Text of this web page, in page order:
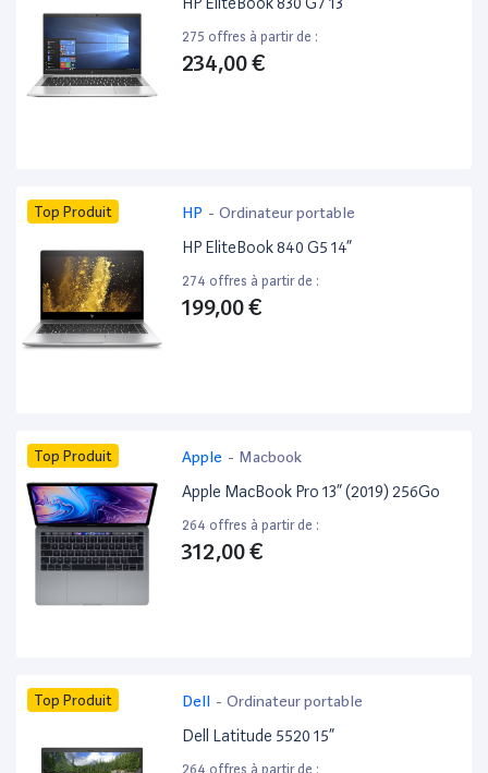
275 offres à partir de :
234,00 €
Top Produit HP - Ordinateur portable
HP EliteBook 840 G5 14”
274 offres à partir de :
199,00 €
Top Produit Apple - Macbook
Apple MacBook Pro 13” (2019) 256Go
264 offres à partir de :
312,00 €
Top Produit Dell - Ordinateur portable
Dell Latitude 5520 15”
264 offres à partir de :